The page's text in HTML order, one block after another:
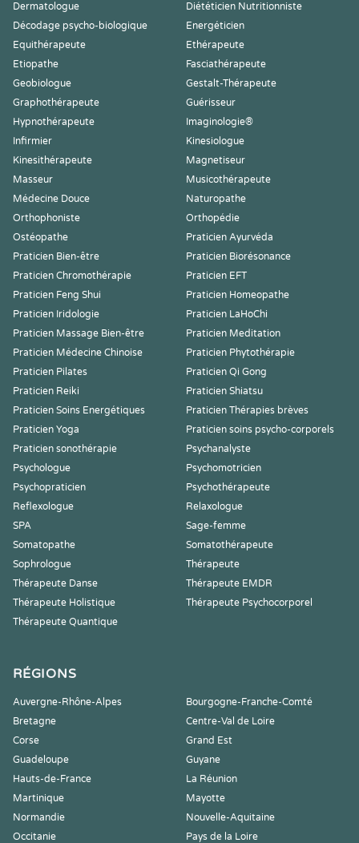
Dermatologue
Diététicien Nutritionniste
Décodage psycho-biologique
Energéticien
Equithérapeute
Ethérapeute
Etiopathe
Fasciathérapeute
Geobiologue
Gestalt-Thérapeute
Graphothérapeute
Guérisseur
Hypnothérapeute
Imaginologie®
Infirmier
Kinesiologue
Kinesithérapeute
Magnetiseur
Masseur
Musicothérapeute
Médecine Douce
Naturopathe
Orthophoniste
Orthopédie
Ostéopathe
Praticien Ayurvéda
Praticien Bien-être
Praticien Biorésonance
Praticien Chromothérapie
Praticien EFT
Praticien Feng Shui
Praticien Homeopathe
Praticien Iridologie
Praticien LaHoChi
Praticien Massage Bien-être
Praticien Meditation
Praticien Médecine Chinoise
Praticien Phytothérapie
Praticien Pilates
Praticien Qi Gong
Praticien Reiki
Praticien Shiatsu
Praticien Soins Energétiques
Praticien Thérapies brèves
Praticien Yoga
Praticien soins psycho-corporels
Praticien sonothérapie
Psychanalyste
Psychologue
Psychomotricien
Psychopraticien
Psychothérapeute
Reflexologue
Relaxologue
SPA
Sage-femme
Somatopathe
Somatothérapeute
Sophrologue
Thérapeute
Thérapeute Danse
Thérapeute EMDR
Thérapeute Holistique
Thérapeute Psychocorporel
Thérapeute Quantique
RÉGIONS
Auvergne-Rhône-Alpes
Bourgogne-Franche-Comté
Bretagne
Centre-Val de Loire
Corse
Grand Est
Guadeloupe
Guyane
Hauts-de-France
La Réunion
Martinique
Mayotte
Normandie
Nouvelle-Aquitaine
Occitanie
Pays de la Loire